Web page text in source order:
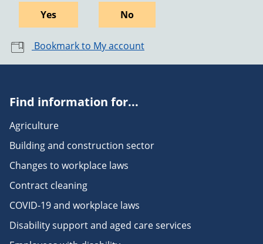
Yes
No
Bookmark to My account
Find information for...
Agriculture
Building and construction sector
Changes to workplace laws
Contract cleaning
COVID-19 and workplace laws
Disability support and aged care services